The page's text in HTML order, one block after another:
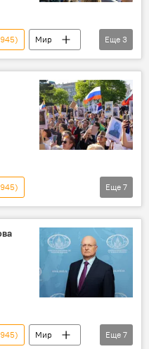
Мир
войне
войне
Еще 3
войне
войне
Еще 7
Мир
Еще 7